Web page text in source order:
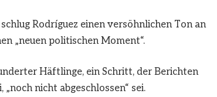
Rodríguez einen versöhnlichen Ton an
„neuen politischen Moment“.
Häftlinge, ein Schritt, der Berichten
nicht abgeschlossen“ sei.